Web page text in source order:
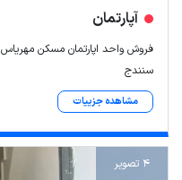
آپارتمان
فروش واحد اپارتمان مسکن مهریاس ۸
سنندج
مشاهده جزییات
4 تصویر